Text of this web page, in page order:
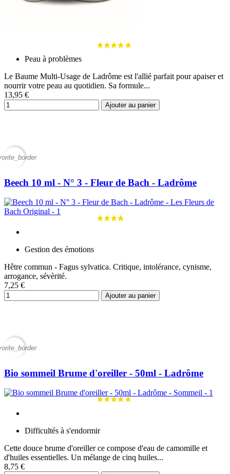
Peau à problèmes
Le Baume Multi-Usage de Ladrôme est l'allié parfait pour apaiser et
nourrir votre peau au quotidien. Sa formule...
13,95 €
Ajouter au panier
Beech 10 ml - N° 3 - Fleur de Bach - Ladrôme
Gestion des émotions
Hêtre commun - Fagus sylvatica. Critique, intolérance, cynisme,
arrogance, sévèrité.
7,25 €
Ajouter au panier
Bio sommeil Brume d'oreiller - 50ml - Ladrôme
Difficultés à s'endormir
Cette douce brume d'oreiller ce compose d'eau de camomille et
d'huiles essentielles. Un mélange de cinq huiles...
8,75 €